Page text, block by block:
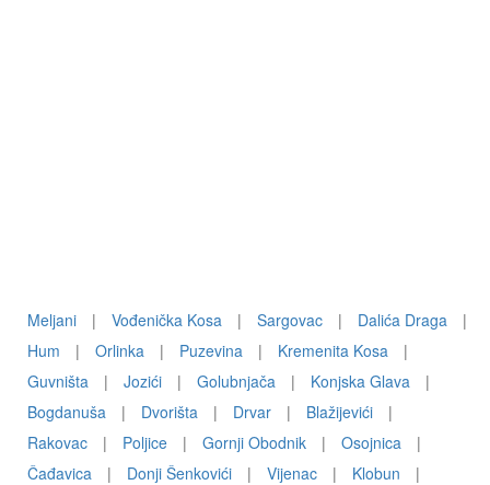
Meljani | Vođenička Kosa | Sargovac | Dalića Draga
|
Hum
| Orlinka | Puzevina | Kremenita Kosa
|
Guvništa
| Jozići | Golubnjača | Konjska Glava
|
Bogdanuša
| Dvorišta | Drvar | Blažijevići
|
Rakovac
| Poljice | Gornji Obodnik | Osojnica
|
Čađavica
| Donji Šenkovići | Vijenac | Klobun
|